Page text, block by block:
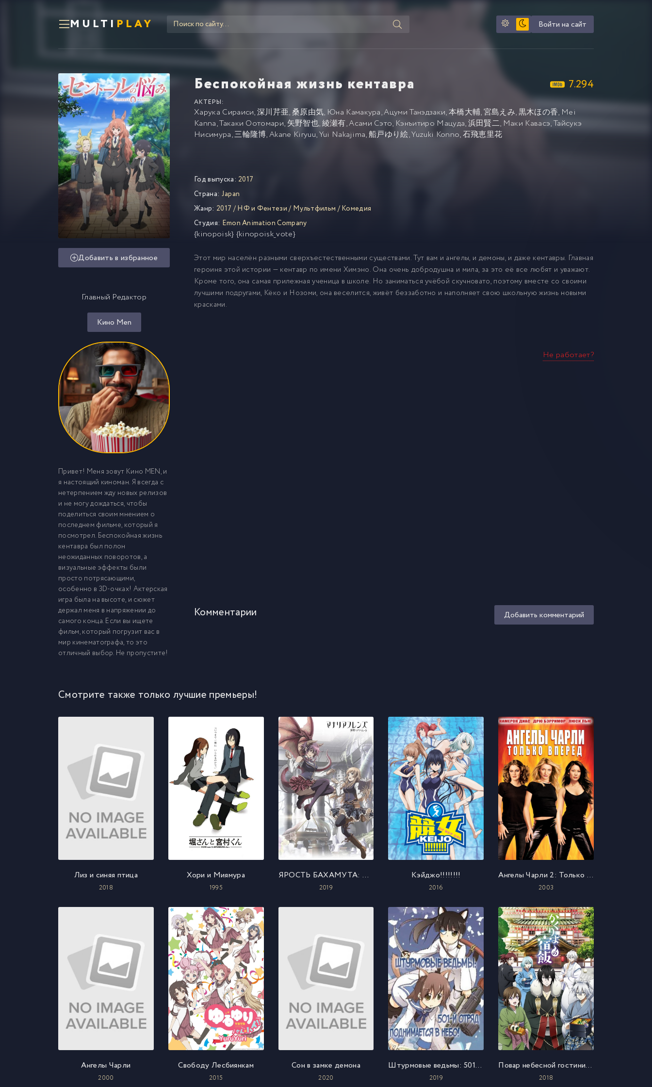
MULTI PLAY Войти на сайт
Беспокойная жизнь кентавра 7.294
АКТЕРЫ:
Харука Сираиси,深川芹亜,桑原由気, Юна Камакура,Ацуми Танэдзаки,本橋大輔,宮島えみ,黒木ほの香, Mei
Kanna,Такаки Оотомари, 矢野智也,綾瀬有,Асами Сэто, Кэнъитиро Мацуда,浜田賢二, Маки Кавасэ,Тайсукэ
Нисимура,三輪隆博,Akane Kiryuu,Yui Nakajima,船戸ゆり絵,Yuzuki Konno,石飛恵里花
Добавить в избранное
Главный Редактор
Кино Men
Привет! Меня зовут Кино MEN, и
я настоящий киноман. Я всегда с
нетерпением жду новых релизов
и не могу дождаться, чтобы
поделиться своим мнением о
последнем фильме, который я
посмотрел. Беспокойная жизнь
кентавра был полон
неожиданных поворотов, а
визуальные эффекты были
просто потрясающими,
особенно в 3D-очках! Актерская
игра была на высоте, и сюжет
держал меня в напряжении до
самого конца. Если вы ищете
фильм, который погрузит вас в
мир кинематографа, то это
отличный выбор. Не пропустите!
Год выпуска: 2017
Страна: Japan
Жанр: 2017 /НФ и Фентези/ Мультфильм /Комедия
Студия: Emon Animation Company
{kinopoisk} {kinopoisk_vote}
Этот мир населён разными сверхъестественными существами. Тут вам и ангелы, и демоны, и даже кентавры. Главная
героиня этой истории — кентавр по имени Химэно. Она очень добродушна и мила, за это её все любят и уважают.
Кроме того, она самая прилежная ученица в школе. Но заниматься учёбой скучновато, поэтому вместе со своими
лучшими подругами, Кёко и Нозоми, она веселится, живёт беззаботно и наполняет свою школьную жизнь новыми
красками.
Не работает?
Комментарии Добавить комментарий
Смотрите также только лучшие премьеры!
Лиз и синяя птица
2018
Хори и Миямура
1995
ЯРОСТЬ БАХАМУТА: ДРУЗЬЯ ИЗ МАНАРИИ
2019
Кэйджо!!!!!!!!
2016
Ангелы Чарли 2: Только вперёд
2003
Ангелы Чарли
2000
Свободу Лесбиянкам
2015
Сон в замке демона
2020
Штурмовые ведьмы: 501-й отряд поднимается в небо!
2019
Повар небесной гостиницы
2018